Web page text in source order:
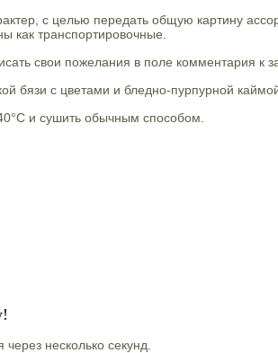
с целью передать общую картину
как транспортировочные.
свои пожелания в поле комментария к
бязи с цветами и бледно-пурпурной
и сушить обычным способом.
несколько секунд.